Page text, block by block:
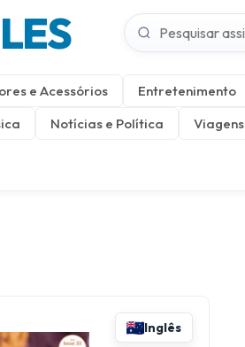
e Acessórios Entretenimento
Notícias e Política Viagens
Inglês